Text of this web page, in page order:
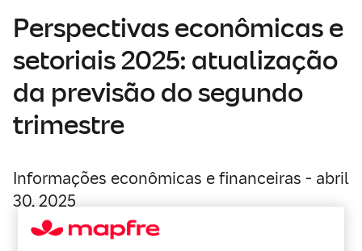
Perspectivas econômicas e
setoriais 2025: atualização
da previsão do segundo
trimestre
Informações econômicas e financeiras - abril
30, 2025